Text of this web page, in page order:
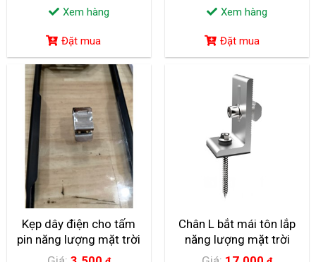
Xem hàng
Đặt mua
Xem hàng
Đặt mua
Kẹp dây điện cho tấm
pin năng lượng mặt trời
Chân L bắt mái tôn lắp
năng lượng mặt trời
GẦN 2.400 TỶ ĐỒNG XÂY DỰNG NHÀ MÁY ĐIỆN
NĂNG LƯỢNG MẶT TRỜI
Với tổng vốn đầu tư 2.373 tỷ đồng, Dự án Nhà máy điện năng
lượng...